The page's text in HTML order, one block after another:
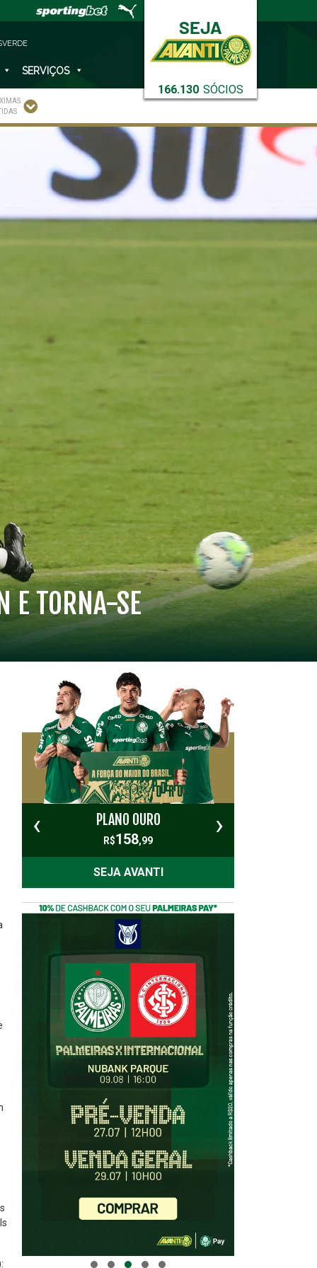
166.130 SÓCIOS
SERVIÇOS
E TORNA-SE
PLANO OURO
R$158,99
‹ ›
SEJA AVANTI